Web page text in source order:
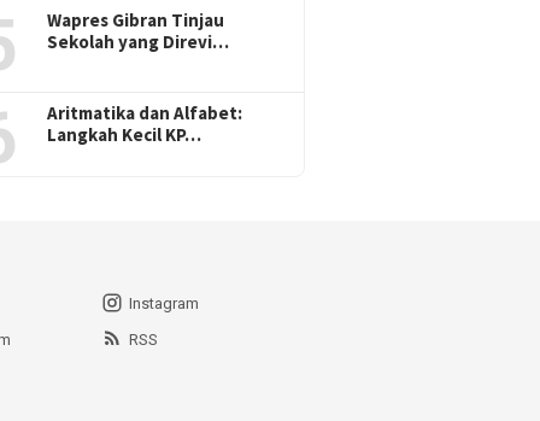
Wapres Gibran Tinjau
Sekolah yang Direvi…
Aritmatika dan Alfabet:
Langkah Kecil KP…
Instagram
RSS